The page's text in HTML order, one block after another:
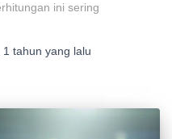
ini sering
1 tahun yang lalu